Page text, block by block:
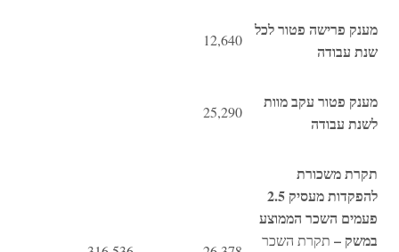
מענק פרישה פטור לכל
שנת עבודה
12,640
מענק פטור עקב מוות
לשנת עבודה
25,290
תקרת משכורת
להפקדות מעסיק 2.5
פעמים השכר הממוצע
במשק – תקרת השכר